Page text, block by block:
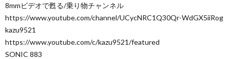
8mmビデオで甦る/乗り物チャンネル
https://www.youtube.com/channel/UCycNRC1Q30Qr-WdGX5iiRog
kazu9521
https://www.youtube.com/c/kazu9521/featured
SONIC 883